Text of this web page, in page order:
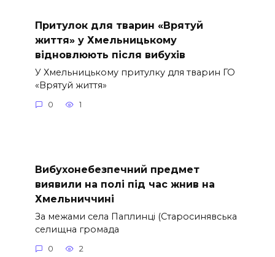
Притулок для тварин «Врятуй
життя» у Хмельницькому
відновлюють після вибухів
У Хмельницькому притулку для тварин ГО
«Врятуй життя»
0 1
Вибухонебезпечний предмет
виявили на полі під час жнив на
Хмельниччині
За межами села Паплинці (Старосинявська
селищна громада
0 2